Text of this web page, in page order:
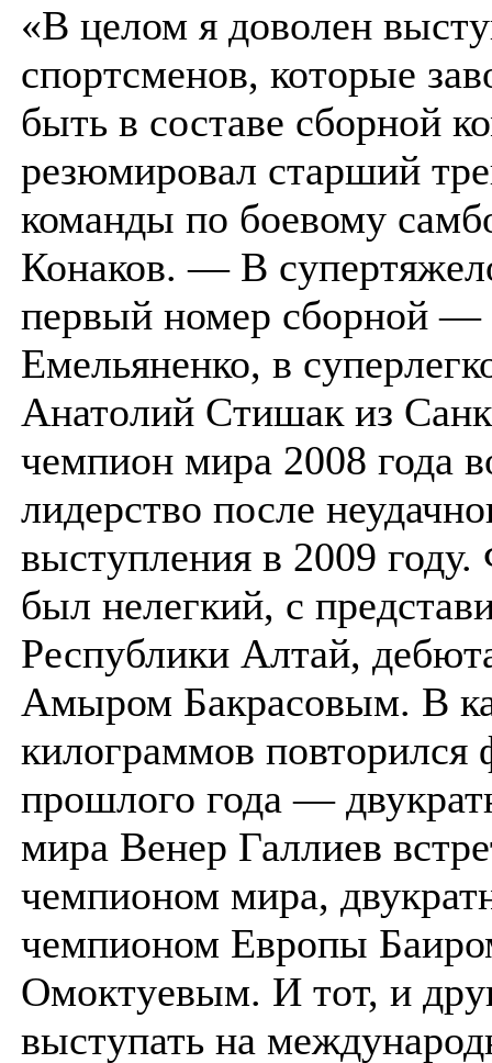
«В целом я доволен
спортсменов, которые
быть в составе сборной
резюмировал старший
команды по боевому
Конаков. — В
первый номер сборной —
Емельяненко, в
Анатолий Стишак из
чемпион мира 2008 года
лидерство после
выступления в 2009
был нелегкий, с
Республики Алтай,
Амыром Бакрасовым. В
килограммов повторился
прошлого года —
мира Венер Галлиев
чемпионом мира,
чемпионом Европы
Омоктуевым. И тот, и
выступать на